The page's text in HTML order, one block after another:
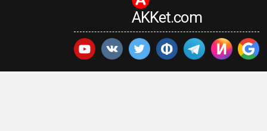
AKKet.com